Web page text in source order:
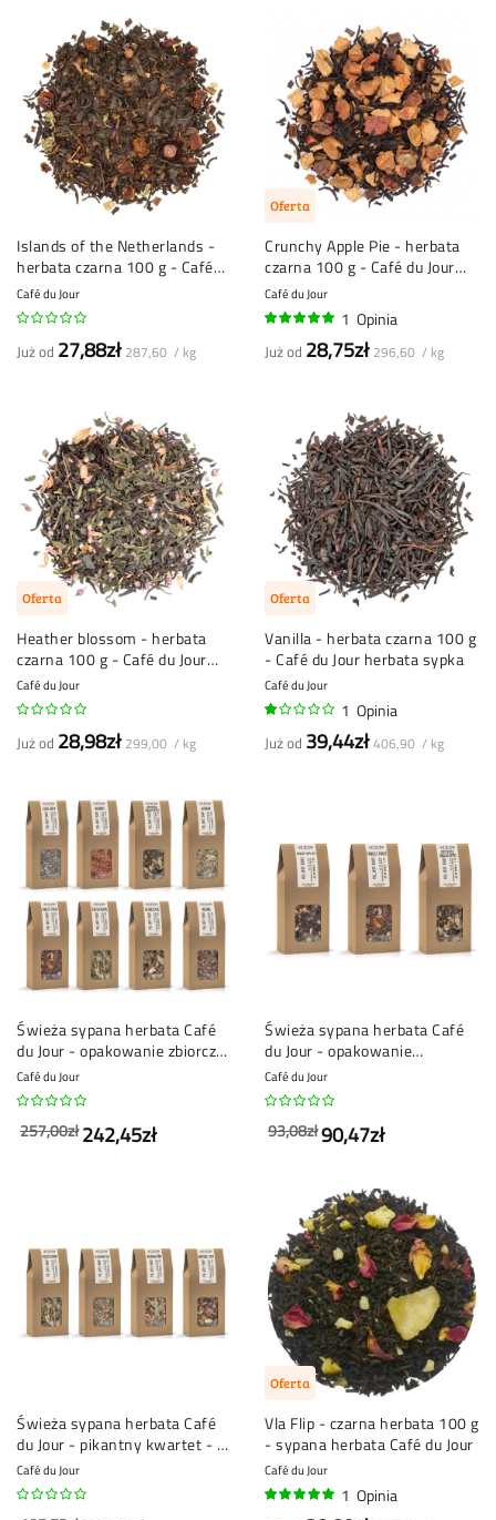
Islands of the Netherlands -
herbata czarna 100 g - Café
du Jour herbata sypana
Café du Jour
Już od 27,88zł 287,60 / kg
Oferta
Crunchy Apple Pie - herbata
czarna 100 g - Café du Jour
herbata sypana
Café du Jour
1 Opinia
Już od 28,75zł 296,60 / kg
Oferta
Heather blossom - herbata
czarna 100 g - Café du Jour
herbata sypana
Café du Jour
Już od 28,98zł 299,00 / kg
Oferta
Vanilla - herbata czarna 100 g
- Café du Jour herbata sypka
Café du Jour
1 Opinia
Już od 39,44zł406,90 / kg
Świeża sypana herbata Café
du Jour - opakowanie zbiorcze
- 8 x 100 gramów
Café du Jour
242,45zł
257,00zł
Świeża sypana herbata Café
du Jour - opakowanie
owocowe - 3 x 100g
Café du Jour
90,47zł
93,08zł
Świeża sypana herbata Café
du Jour - pikantny kwartet - 4
x 100 g
Café du Jour
Oferta
Vla Flip - czarna herbata 100 g
- sypana herbata Café du Jour
Café du Jour
1 Opinia